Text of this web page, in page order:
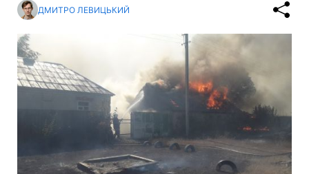
ДМИТРО ЛЕВИЦЬКИЙ